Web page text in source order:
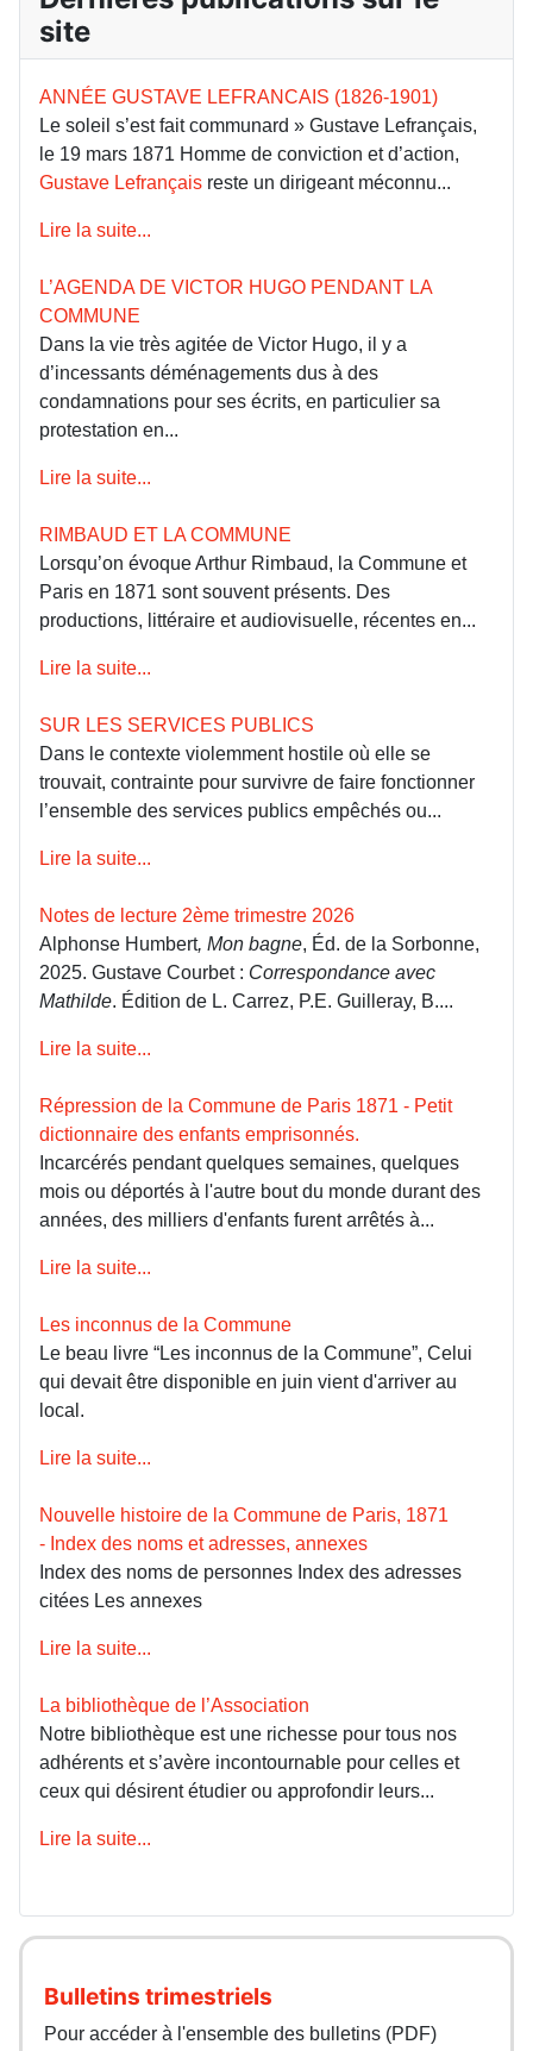
site
ANNÉE GUSTAVE LEFRANCAIS (1826-1901)
Le soleil s’est fait communard » Gustave Lefrançais,
le 19 mars 1871 Homme de conviction et d’action,
Gustave Lefrançais reste un dirigeant méconnu...
Lire la suite...
L’AGENDA DE VICTOR HUGO PENDANT LA
COMMUNE
Dans la vie très agitée de Victor Hugo, il y a
d’incessants déménagements dus à des
condamnations pour ses écrits, en particulier sa
protestation en...
Lire la suite...
RIMBAUD ET LA COMMUNE
Lorsqu’on évoque Arthur Rimbaud, la Commune et
Paris en 1871 sont souvent présents. Des
productions, littéraire et audiovisuelle, récentes en...
Lire la suite...
SUR LES SERVICES PUBLICS
Dans le contexte violemment hostile où elle se
trouvait, contrainte pour survivre de faire fonctionner
l’ensemble des services publics empêchés ou...
Lire la suite...
Notes de lecture 2ème trimestre 2026
Alphonse Humbert, Mon bagne, Éd. de la Sorbonne,
2025. Gustave Courbet : Correspondance avec
Mathilde. Édition de L. Carrez, P.E. Guilleray, B....
Lire la suite...
Répression de la Commune de Paris 1871 - Petit
dictionnaire des enfants emprisonnés.
Incarcérés pendant quelques semaines, quelques
mois ou déportés à l'autre bout du monde durant des
années, des milliers d'enfants furent arrêtés à...
Lire la suite...
Les inconnus de la Commune
Le beau livre “Les inconnus de la Commune”, Celui
qui devait être disponible en juin vient d'arriver au
local.
Lire la suite...
Nouvelle histoire de la Commune de Paris, 1871
- Index des noms et adresses, annexes
Index des noms de personnes Index des adresses
citées Les annexes
Lire la suite...
La bibliothèque de l’Association
Notre bibliothèque est une richesse pour tous nos
adhérents et s’avère incontournable pour celles et
ceux qui désirent étudier ou approfondir leurs...
Lire la suite...
Bulletins trimestriels
Pour accéder à l'ensemble des bulletins (PDF)